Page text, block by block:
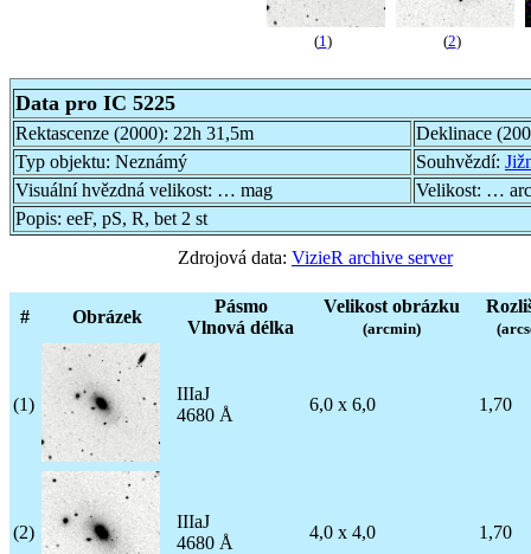
(1 ) (2)
Data pro IC 5225
Rektascenze (2000): 22h 31,5m
Deklinace
Typ objektu: Neznámý Souhvězdí:
Visuální hvězdná velikost: … mag Velikost: …
Popis: eeF, pS, R, bet 2 st
Zdrojová data: VizieR archive server
# Obrázek
Pásmo
Vlnová délka
Velikost obrázku
(arcmin)
(1)
IIIaJ
4680 Å
6,0 x 6,0 1,70
(2)
IIIaJ
4680 Å
4,0 x 4,0 1,70